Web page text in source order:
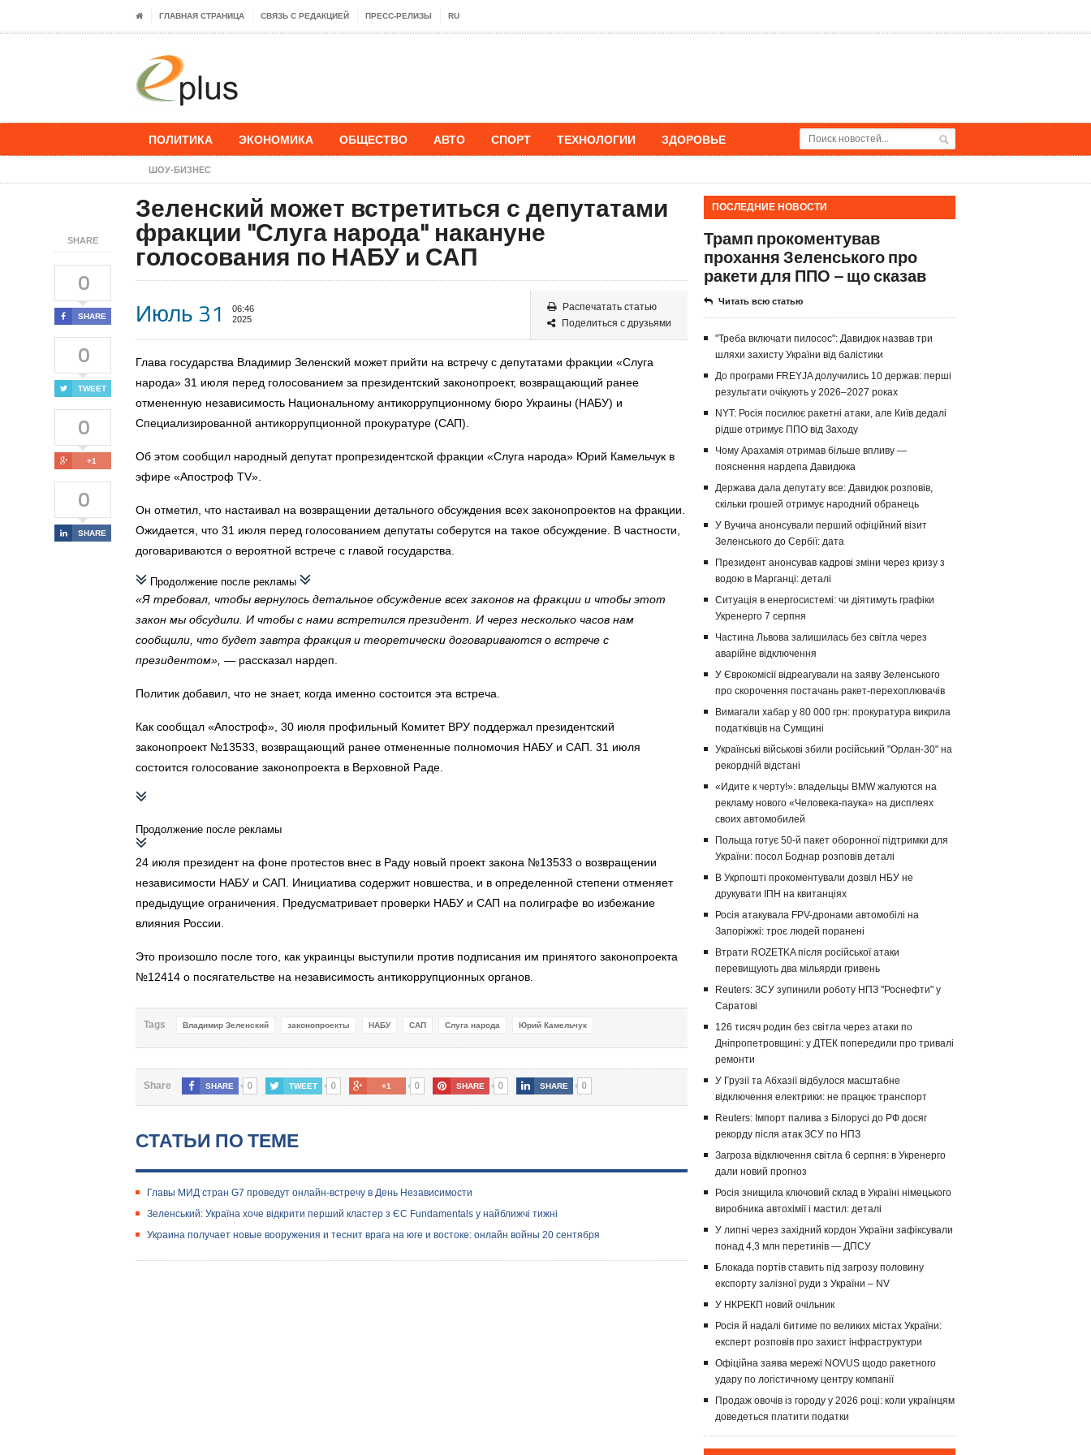
ГЛАВНАЯ СТРАНИЦА СВЯЗЬ С РЕДАКЦИЕЙ ПРЕСС-РЕЛИЗЫ RU
ПОЛИТИКА ЭКОНОМИКА ОБЩЕСТВО АВТО СПОРТ ТЕХНОЛОГИИ ЗДОРОВЬЕ
ШОУ-БИЗНЕС
SHARE
0
SHARE
0
TWEET
0
+1
0
SHARE
Зеленский может встретиться с депутатами
фракции "Слуга народа" накануне
голосования по НАБУ и САП
Июль 31
06:46
2025
Распечатать статью
Поделиться с друзьями
Глава государства Владимир Зеленский может прийти на встречу с депутатами фракции «Слуга
народа» 31 июля перед голосованием за президентский законопроект, возвращающий ранее
отмененную независимость Национальному антикоррупционному бюро Украины (НАБУ) и
Специализированной антикоррупционной прокуратуре (САП).
Об этом сообщил народный депутат пропрезидентской фракции «Слуга народа» Юрий Камельчук в
эфире «Апостроф TV».
Он отметил, что настаивал на возвращении детального обсуждения всех законопроектов на фракции.
Ожидается, что 31 июля перед голосованием депутаты соберутся на такое обсуждение. В частности,
договариваются о вероятной встрече с главой государства.
Продолжение после рекламы
«Я требовал, чтобы вернулось детальное обсуждение всех законов на фракции и чтобы этот
закон мы обсудили. И чтобы с нами встретился президент. И через несколько часов нам
сообщили, что будет завтра фракция и теоретически договариваются о встрече с
президентом», — рассказал нардеп.
Политик добавил, что не знает, когда именно состоится эта встреча.
Как сообщал «Апостроф», 30 июля профильный Комитет ВРУ поддержал президентский
законопроект №13533, возвращающий ранее отмененные полномочия НАБУ и САП. 31 июля
состоится голосование законопроекта в Верховной Раде.
Продолжение после рекламы
24 июля президент на фоне протестов внес в Раду новый проект закона №13533 о возвращении
независимости НАБУ и САП. Инициатива содержит новшества, и в определенной степени отменяет
предыдущие ограничения. Предусматривает проверки НАБУ и САП на полиграфе во избежание
влияния России.
Это произошло после того, как украинцы выступили против подписания им принятого законопроекта
№12414 о посягательстве на независимость антикоррупционных органов.
Tags Владимир Зеленский законопроекты НАБУ САП Слуга народа Юрий Камельчук
Share SHARE 0 TWEET 0 +1 0 SHARE 0 SHARE 0
СТАТЬИ ПО ТЕМЕ
Главы МИД стран G7 проведут онлайн-встречу в День Независимости
Зеленський: Україна хоче відкрити перший кластер з ЄС Fundamentals у найближчі тижні
Украина получает новые вооружения и теснит врага на юге и востоке: онлайн войны 20 сентября
ПОСЛЕДНИЕ НОВОСТИ
Трамп прокоментував
прохання Зеленського про
ракети для ППО – що сказав
Читать всю статью
"Треба включати пилосос": Давидюк назвав три
шляхи захисту України від балістики
До програми FREYJA долучились 10 держав: перші
результати очікують у 2026–2027 роках
NYT: Росія посилює ракетні атаки, але Київ дедалі
рідше отримує ППО від Заходу
Чому Арахамія отримав більше впливу —
пояснення нардепа Давидюка
Держава дала депутату все: Давидюк розповів,
скільки грошей отримує народний обранець
У Вучича анонсували перший офіційний візит
Зеленського до Сербії: дата
Президент анонсував кадрові зміни через кризу з
водою в Марганці: деталі
Ситуація в енергосистемі: чи діятимуть графіки
Укренерго 7 серпня
Частина Львова залишилась без світла через
аварійне відключення
У Єврокомісії відреагували на заяву Зеленського
про скорочення постачань ракет-перехоплювачів
Вимагали хабар у 80 000 грн: прокуратура викрила
податківців на Сумщині
Українські військові збили російський "Орлан-30" на
рекордній відстані
«Идите к черту!»: владельцы BMW жалуются на
рекламу нового «Человека-паука» на дисплеях
своих автомобилей
Польща готує 50-й пакет оборонної підтримки для
України: посол Боднар розповів деталі
В Укрпошті прокоментували дозвіл НБУ не
друкувати ІПН на квитанціях
Росія атакувала FPV-дронами автомобілі на
Запоріжжі: троє людей поранені
Втрати ROZETKA після російської атаки
перевищують два мільярди гривень
Reuters: ЗСУ зупинили роботу НПЗ "Роснефти" у
Саратові
126 тисяч родин без світла через атаки по
Дніпропетровщині: у ДТЕК попередили про тривалі
ремонти
У Грузії та Абхазії відбулося масштабне
відключення електрики: не працює транспорт
Reuters: Імпорт палива з Білорусі до РФ досяг
рекорду після атак ЗСУ по НПЗ
Загроза відключення світла 6 серпня: в Укренерго
дали новий прогноз
Росія знищила ключовий склад в Україні німецького
виробника автохімії і мастил: деталі
У липні через західний кордон України зафіксували
понад 4,3 млн перетинів — ДПСУ
Блокада портів ставить під загрозу половину
експорту залізної руди з України – NV
У НКРЕКП новий очільник
Росія й надалі битиме по великих містах України:
експерт розповів про захист інфраструктури
Офіційна заява мережі NOVUS щодо ракетного
удару по логістичному центру компанії
Продаж овочів із городу у 2026 році: коли українцям
доведеться платити податки